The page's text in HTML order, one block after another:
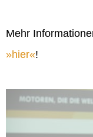
Mehr
hier !